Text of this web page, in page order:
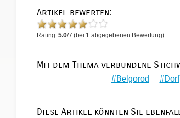
Artikel bewerten:
Rating: 5.0/7 (bei 1 abgegebenen Bewertung)
Mit dem Thema verbundene
Belgorod Dorf
Diese Artikel könnten Sie